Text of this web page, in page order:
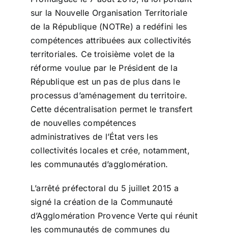
sur la Nouvelle Organisation Territoriale
de la République (NOTRe) a redéfini les
compétences attribuées aux collectivités
territoriales. Ce troisième volet de la
réforme voulue par le Président de la
République est un pas de plus dans le
processus d’aménagement du territoire.
Cette décentralisation permet le transfert
de nouvelles compétences
administratives de l’État vers les
collectivités locales et crée, notamment,
les communautés d’agglomération.
L’arrêté préfectoral du 5 juillet 2015 a
signé la création de la Communauté
d’Agglomération Provence Verte qui réunit
les communautés de communes du